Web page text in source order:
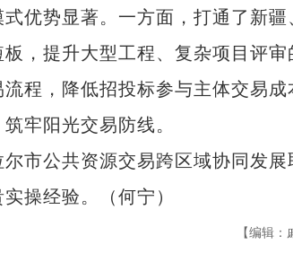
优势显著。一方面，打通了新疆
，提升大型工程、复杂项目评审
程，降低招投标参与主体交易成
牢阳光交易防线。
市公共资源交易跨区域协同发展
操经验。（何宁）
【编辑：